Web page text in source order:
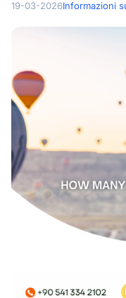
19-03-2026Informazioni